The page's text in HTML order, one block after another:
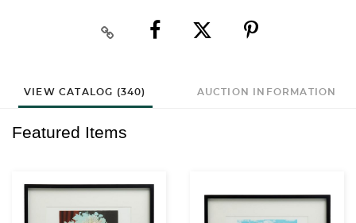
VIEW CATALOG (340) AUCTION INFORMATION
Featured Items